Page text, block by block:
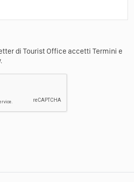
di Tourist Office accetti Termini e